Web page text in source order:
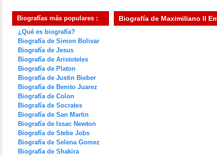
Biografías más populares :
¿Qué es biografía?
Biografía de Simon Bolivar
Biografía de Jesus
Biografía de Aristoteles
Biografía de Platon
Biografía de Justin Bieber
Biografía de Benito Juarez
Biografía de Colon
Biografía de Socrates
Biografía de San Martin
Biografía de Issac Newton
Biografía de Stebe Jobs
Biografía de Selena Gomez
Biografía de Shakira
Biografía de Maximiliano II